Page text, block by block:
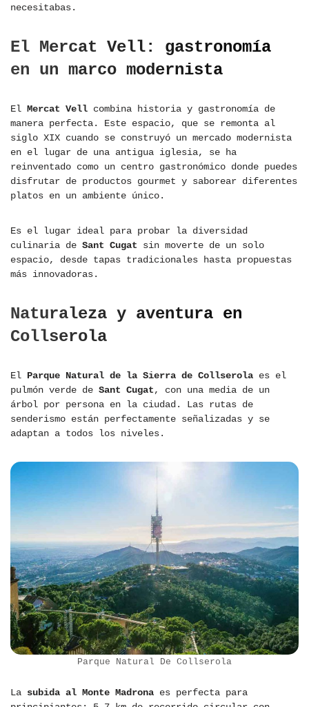
necesitabas.
El Mercat Vell: gastronomía
en un marco modernista
El Mercat Vell combina historia y gastronomía de
manera perfecta. Este espacio, que se remonta al
siglo XIX cuando se construyó un mercado modernista
en el lugar de una antigua iglesia, se ha
reinventado como un centro gastronómico donde puedes
disfrutar de productos gourmet y saborear diferentes
platos en un ambiente único.
Es el lugar ideal para probar la diversidad
culinaria de Sant Cugat sin moverte de un solo
espacio, desde tapas tradicionales hasta propuestas
más innovadoras.
Naturaleza y aventura en
Collserola
El Parque Natural de la Sierra de Collserola es el
pulmón verde de Sant Cugat, con una media de un
árbol por persona en la ciudad. Las rutas de
senderismo están perfectamente señalizadas y se
adaptan a todos los niveles.
Parque Natural De Collserola
La subida al Monte Madrona es perfecta para